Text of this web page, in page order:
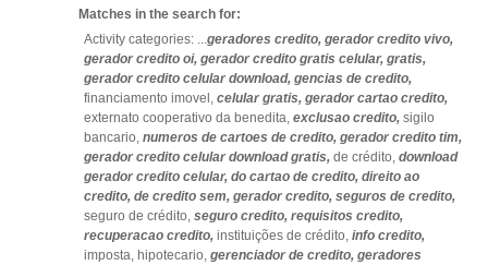
Matches in the search for:
Activity categories: ...geradores credito, gerador credito vivo,
gerador credito oi, gerador credito gratis celular, gratis,
gerador credito celular download, gencias de credito,
financiamento imovel, celular gratis, gerador cartao credito,
externato cooperativo da benedita, exclusao credito, sigilo
bancario, numeros de cartoes de credito, gerador credito tim,
gerador credito celular download gratis, de crédito, download
gerador credito celular, do cartao de credito, direito ao
credito, de credito sem, gerador credito, seguros de credito,
seguro de crédito, seguro credito, requisitos credito,
recuperacao credito, instituições de crédito, info credito,
imposta, hipotecario, gerenciador de credito, geradores